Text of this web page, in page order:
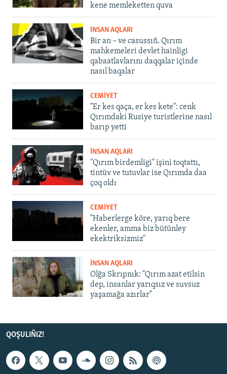
kene memleketten quva
İNSAN AQLARI
Bir an – ve casussıñ. Qırım
mahkemeleri devlet hainligi
qabaatlavlarını daqqalar içinde
nasıl baqalar
CEMİYET
"Er kes qaça, er kes kete": cenk
Qırımdaki Rusiye turistlerine nasıl
barıp yetti
İNSAN AQLARI
"Qırım birdemligi" işini toqtattı,
tintüv ve tutuvlar ise Qırımda daa
çoq oldı
CEMİYET
"Haberlerge köre, yarıq bere
ekenler, amma biz bütünley
ekektriksizmiz"
İNSAN AQLARI
Olğa Skrıpnık: "Qırım azat etilsin
dep, insanlar yarıqsız ve suvsuz
yaşamağa azırlar"
QOŞULIÑIZ!